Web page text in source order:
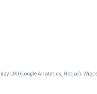
UX (Google Analytics, Hotjar).